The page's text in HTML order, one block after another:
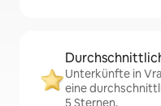
Unterkünfte in
eine
5 Sternen.